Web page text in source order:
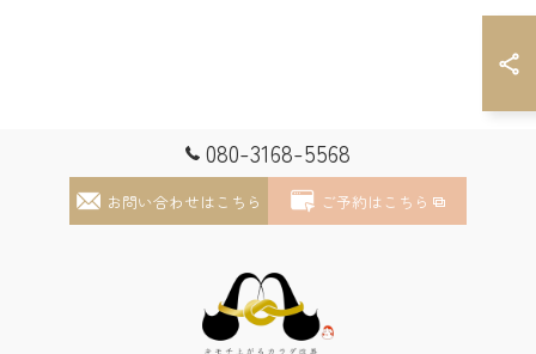
080-3168-5568
お問い合わせはこちら ご予約はこちら